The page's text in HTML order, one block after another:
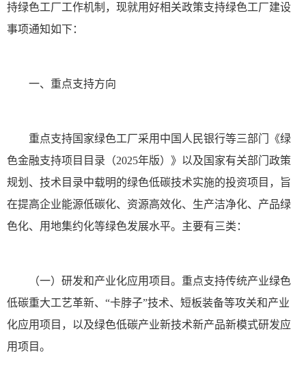
持绿色工厂工作机制，现就用好相关政策支持绿色工厂建设
事项通知如下：
一、重点支持方向
重点支持国家绿色工厂采用中国人民银行等三部门《绿
色金融支持项目目录（2025年版）》以及国家有关部门政策
规划、技术目录中载明的绿色低碳技术实施的投资项目，旨
在提高企业能源低碳化、资源高效化、生产洁净化、产品绿
色化、用地集约化等绿色发展水平。主要有三类：
（一）研发和产业化应用项目。重点支持传统产业绿色
低碳重大工艺革新、“卡脖子”技术、短板装备等攻关和产业
化应用项目，以及绿色低碳产业新技术新产品新模式研发应
用项目。